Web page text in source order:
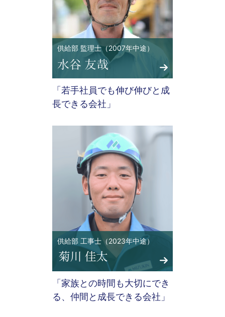
供給部 監理士（2007年中途）
「若手社員でも伸び伸びと成
長できる会社」
供給部 工事士（2023年中途）
「家族との時間も大切にでき
る、仲間と成長できる会社」